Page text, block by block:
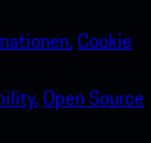
Cookie
Open Source